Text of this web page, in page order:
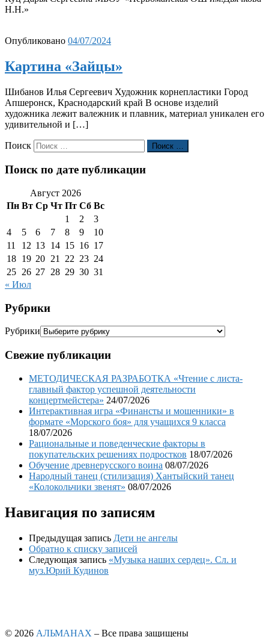
Н.Н.»
Опубликовано 04/07/2024
Картина «Зайцы»
Шибанов Илья Сергеевич Художник корнепластики Город
Апшеронск, Краснодарский край В основе изделий
художника лежит валежник и плавник, материал уникален его
удивительной и […]
Поиск Поиск …
Поиск по дате публикации
Август 2026
Пн Вт Ср Чт Пт Сб Вс
1
2
3
4
5 6 7 8 9
10
11
12 13 14 15 16 17
18 19 20 21 22 23 24
25 26 27 28 29 30 31
« Июл
Рубрики
Рубрики
Свежие публикации
МЕТОДИЧЕСКАЯ РАЗРАБОТКА «Чтение с листа-
главный фактор успешной деятельности
концертмейстера» 24/07/2026
Интерактивная игра «Финансты и мошенники» в
формате «Морского боя» для учащихся 9 класса
18/07/2026
Рациональные и поведенческие факторы в
покупательских решениях подростков 18/07/2026
Обучение древнерусского воина 08/07/2026
Народный танец (стилизация) Хантыйский танец
«Колокольчики звенят» 08/07/2026
Навигация по записям
Предыдущая запись Дети не ангелы
Обратно к списку записей
Следующая запись «Музыка наших сердец». Сл. и
муз.Юрий Кудинов
© 2026 АЛЬМАНАХ – Все права защищены